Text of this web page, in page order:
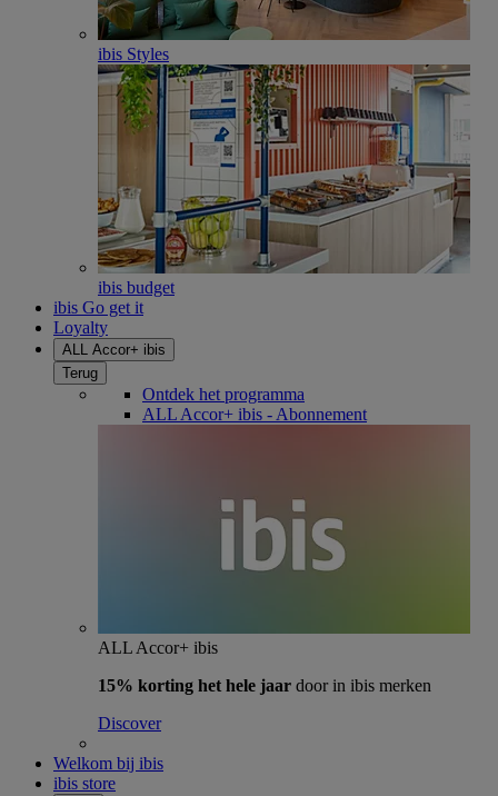
ibis Styles
ibis budget
ibis Go get it
Loyalty
ALL Accor+ ibis
Terug
Ontdek het programma
ALL Accor+ ibis - Abonnement
ALL Accor+ ibis
15% korting het hele jaar door in ibis merken
Discover
Welkom bij ibis
ibis store